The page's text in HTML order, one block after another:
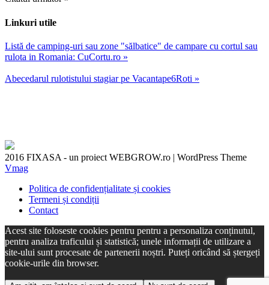
Linkuri utile
Listă de camping-uri sau zone "sălbatice" de campare cu cortul sau
rulota in Romania: CuCortu.ro »
Abecedarul rulotistului stagiar pe Vacantape6Roti »
2016 FIXASA - un proiect WEBGROW.ro | WordPress Theme
Vmag
Politica de confidențialitate și cookies
Termeni și condiții
Contact
Acest site foloseste cookies pentru pentru a personaliza conținutul,
pentru analiza traficului și statistică; unele informații de utilizare a
site-ului sunt procesate de partenerii noștri. Puteți oricând să ștergeți
cookie-urile din browser.